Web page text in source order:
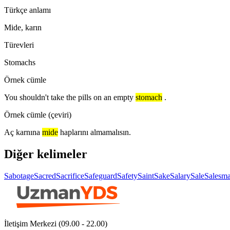
Türkçe anlamı
Mide, karın
Türevleri
Stomachs
Örnek cümle
You shouldn't take the pills on an empty stomach .
Örnek cümle (çeviri)
Aç karnına mide haplarını almamalısın.
Diğer kelimeler
SabotageSacredSacrificeSafeguardSafetySaintSakeSalarySale
İletişim Merkezi (09.00 - 22.00)